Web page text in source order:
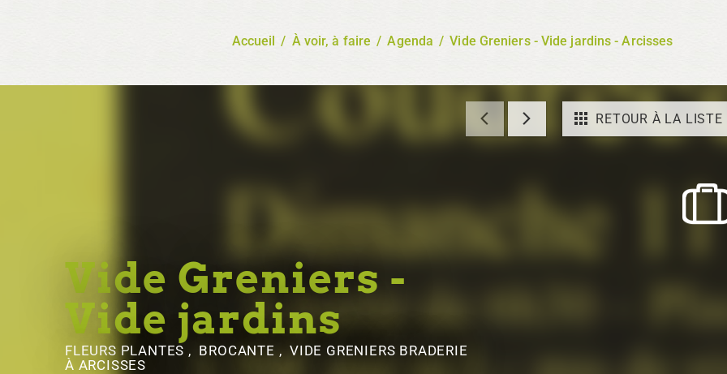
Accueil / À voir, à faire / Agenda / Vide Greniers - Vide jardins - Arcisses
RETOUR À LA LISTE
Vide Greniers -
Vide jardins
FLEURS PLANTES , BROCANTE , VIDE GRENIERS BRADERIE
À ARCISSES